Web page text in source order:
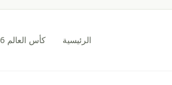
الرئيسية كأس العالم 2026